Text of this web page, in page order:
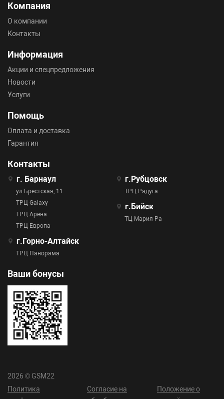
Компания
О компании
Контакты
Информация
Акции и спецпредложения
Новости
Услуги
Помощь
Оплата и доставка
Гарантия
Контакты
г. Барнаул
ул.Брестская, 11
ТРЦ Galaxy
ТРЦ Арена
ТРЦ Европа
г.Горно-Алтайск
ТРЦ Панорама
г.Рубцовск
ТРЦ Радуга
г.Бийск
ТЦ Мария-Ра
Ваши бонусы
2026 © GSM22
Политика
Согласие на
Положение о